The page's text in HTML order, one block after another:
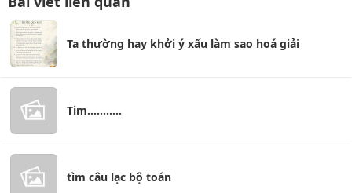
Ta thường hay khởi ý xấu làm sao hoá giải
Tim...........
tìm câu lạc bộ toán